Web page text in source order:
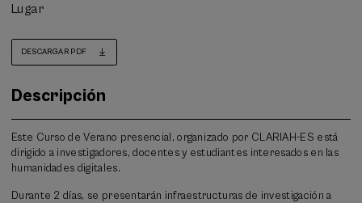
Lugar
DESCARGAR PDF
Descripción
Este Curso de Verano presencial, organizado por CLARIAH-ES está
dirigido a investigadores, docentes y estudiantes interesados en las
humanidades digitales.
Durante 2 días, se presentarán infraestructuras de investigación a